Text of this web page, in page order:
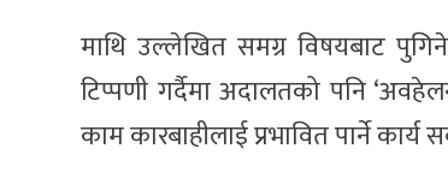
माथि उल्लेखित समग्र विषयबाट
टिप्पणी गर्दैमा अदालतको पनि
काम कारबाहीलाई प्रभावित पार्ने कार्य